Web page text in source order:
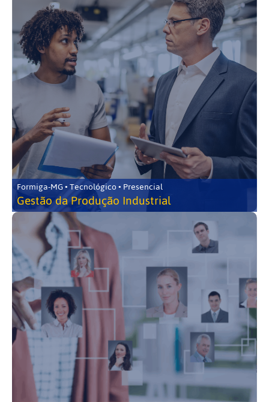
Formiga-MG • Tecnológico • Presencial
Gestão da Produção Industrial